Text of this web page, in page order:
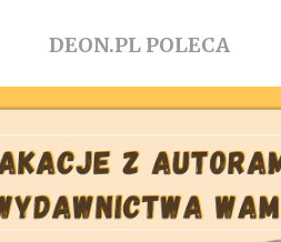
DEON.PL POLECA